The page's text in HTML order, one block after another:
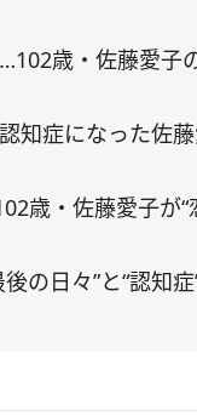
歳・佐藤愛子
知症になった佐
歳・佐藤愛子が
の日々”と“認知